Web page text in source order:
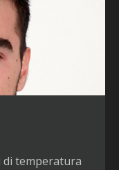
di temperatura